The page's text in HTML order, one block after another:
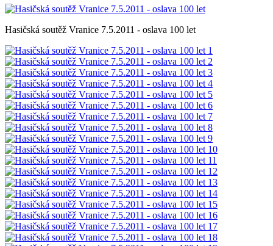
Hasičská soutěž Vranice 7.5.2011 - oslava 100 let